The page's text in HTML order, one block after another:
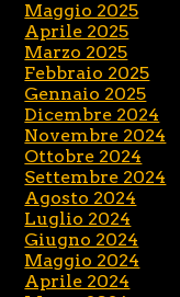
Maggio 2025
Aprile 2025
Marzo 2025
Febbraio 2025
Gennaio 2025
Dicembre 2024
Novembre 2024
Ottobre 2024
Settembre 2024
Agosto 2024
Luglio 2024
Giugno 2024
Maggio 2024
Aprile 2024